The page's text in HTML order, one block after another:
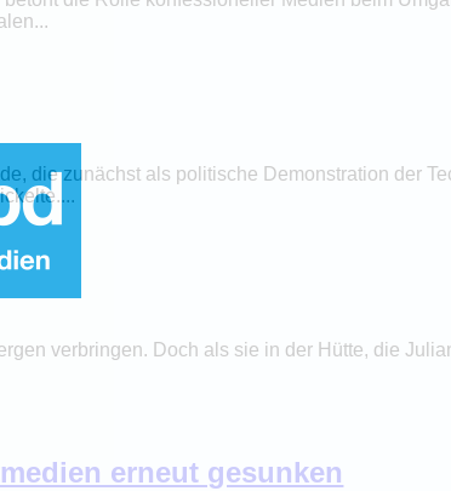
die zunächst als politische Demonstration der
verbringen. Doch als sie in der Hütte, die
erneut gesunken